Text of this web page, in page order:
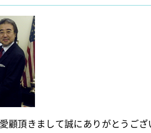
顧頂きまして誠にありがとうござ